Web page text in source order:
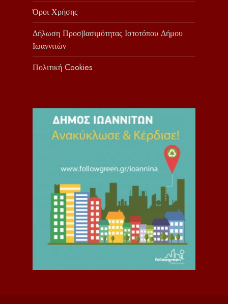
Όροι Χρήσης
Δήλωση Προσβασιμότητας Ιστοτόπου Δήμου
Ιωαννιτών
Πολιτική Cookies